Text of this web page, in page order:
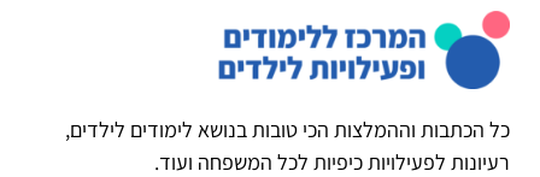
כל הכתבות וההמלצות הכי טובות בנושא לימודים לילדים,
רעיונות לפעילויות כיפיות לכל המשפחה ועוד.